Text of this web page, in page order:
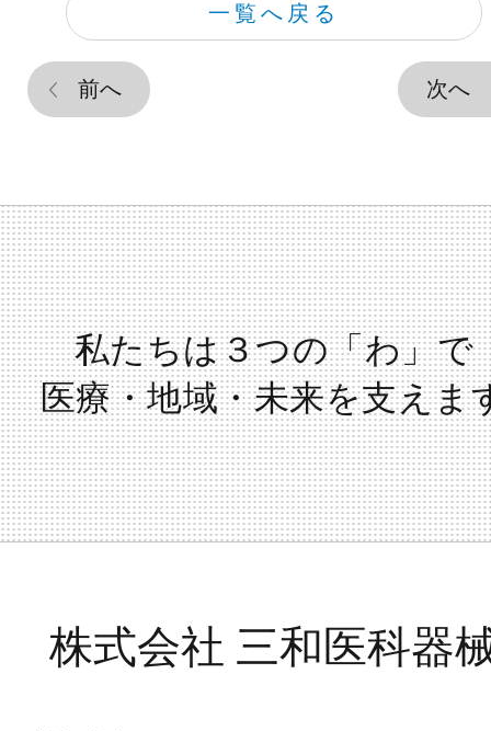
前へ
一覧へ戻る
次へ
私たちは３つの「わ」で
医療・地域・未来を支えま
株式会社 三和医科器